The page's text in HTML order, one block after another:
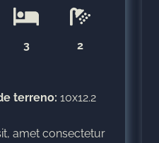
3 2
terreno: 10x12.2
amet consectetur